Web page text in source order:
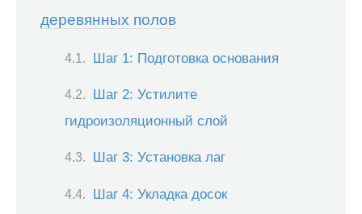
деревянных полов
Шаг 1: Подготовка основания
Шаг 2: Устилите
гидроизоляционный слой
Шаг 3: Установка лаг
Шаг 4: Укладка досок